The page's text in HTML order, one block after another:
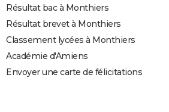
Résultat bac à Monthiers
Résultat brevet à Monthiers
Classement lycées à Monthiers
Académie d'Amiens
Envoyer une carte de félicitations